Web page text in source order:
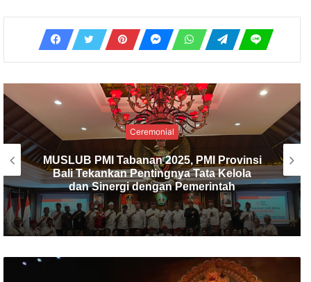
Ceremonial
PMI Kabupaten Tabanan Gelar
Musyawarah Luar Biasa, I Made Dirga
Terpilih sebagai Ketua Baru